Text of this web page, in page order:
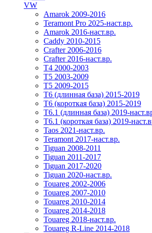
VW
Amarok 2009-2016
Teramont Pro 2025-наст.вр.
Amarok 2016-наст.вр.
Caddy 2010-2015
Crafter 2006-2016
Crafter 2016-наст.вр.
T4 2000-2003
T5 2003-2009
T5 2009-2015
T6 (длинная база) 2015-2019
Т6 (короткая база) 2015-2019
T6.1 (длинная база) 2019-
T6.1 (короткая база) 2019-
Taos 2021-наст.вр.
Teramont 2017-наст.вр.
Tiguan 2008-2011
Tiguan 2011-2017
Tiguan 2017-2020
Tiguan 2020-наст.вр.
Touareg 2002-2006
Touareg 2007-2010
Touareg 2010-2014
Touareg 2014-2018
Touareg 2018-наст.вр.
Touareg R-Line 2014-2018